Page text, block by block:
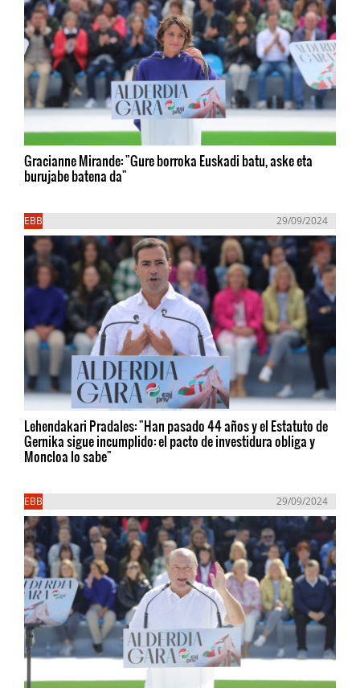
Gracianne Mirande: "Gure borroka Euskadi batu, aske eta
burujabe batena da"
EBB 29/09/2024
Lehendakari Pradales: "Han pasado 44 años y el Estatuto de
Gernika sigue incumplido: el pacto de investidura obliga y
Moncloa lo sabe"
EBB 29/09/2024